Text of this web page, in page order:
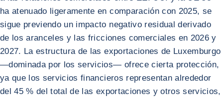
ha atenuado ligeramente en comparación con 2025, se
sigue previendo un impacto negativo residual derivado
de los aranceles y las fricciones comerciales en 2026 y
2027. La estructura de las exportaciones de Luxemburgo
—dominada por los servicios— ofrece cierta protección,
ya que los servicios financieros representan alrededor
del 45 % del total de las exportaciones y otros servicios,